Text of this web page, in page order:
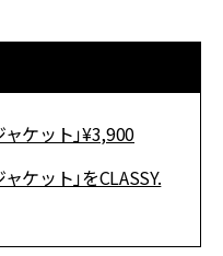
ケット」¥3,900
ケット」をCLASSY.